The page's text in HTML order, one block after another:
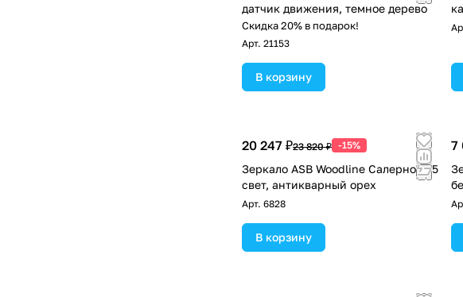
датчик движения, темное дерево
Скидка 20% в подарок!
Арт. 21153
В корзину
20 247 ₽23 820 ₽ -15%
Зеркало ASB Woodline Салерно 105
свет, антикварный орех
Арт. 6828
В корзину
7